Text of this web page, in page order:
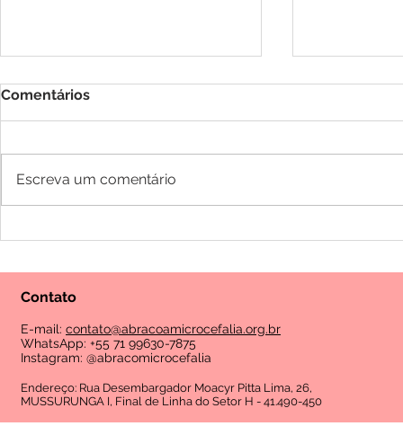
Nascimento deu entrevista
para o programa de TV
“Band Mulher”.
encontro
Comentários
Escreva um comentário
Contato
E-mail: contato@abracoamicrocefalia.org.br
WhatsApp: +55 71 99630-7875
Instagram: @abracomicrocefalia
Endereço: Rua Desembargador Moacyr Pitta Lima, 26,
MUSSURUNGA I, Final de Linha do Setor H - 41.490-450